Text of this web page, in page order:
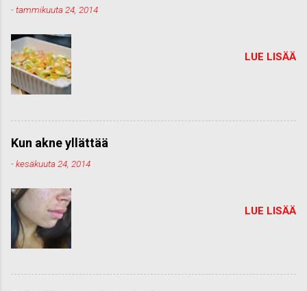
-tammikuuta 24, 2014
LUE LISÄÄ
Kun akne yllättää
-kesäkuuta 24, 2014
LUE LISÄÄ